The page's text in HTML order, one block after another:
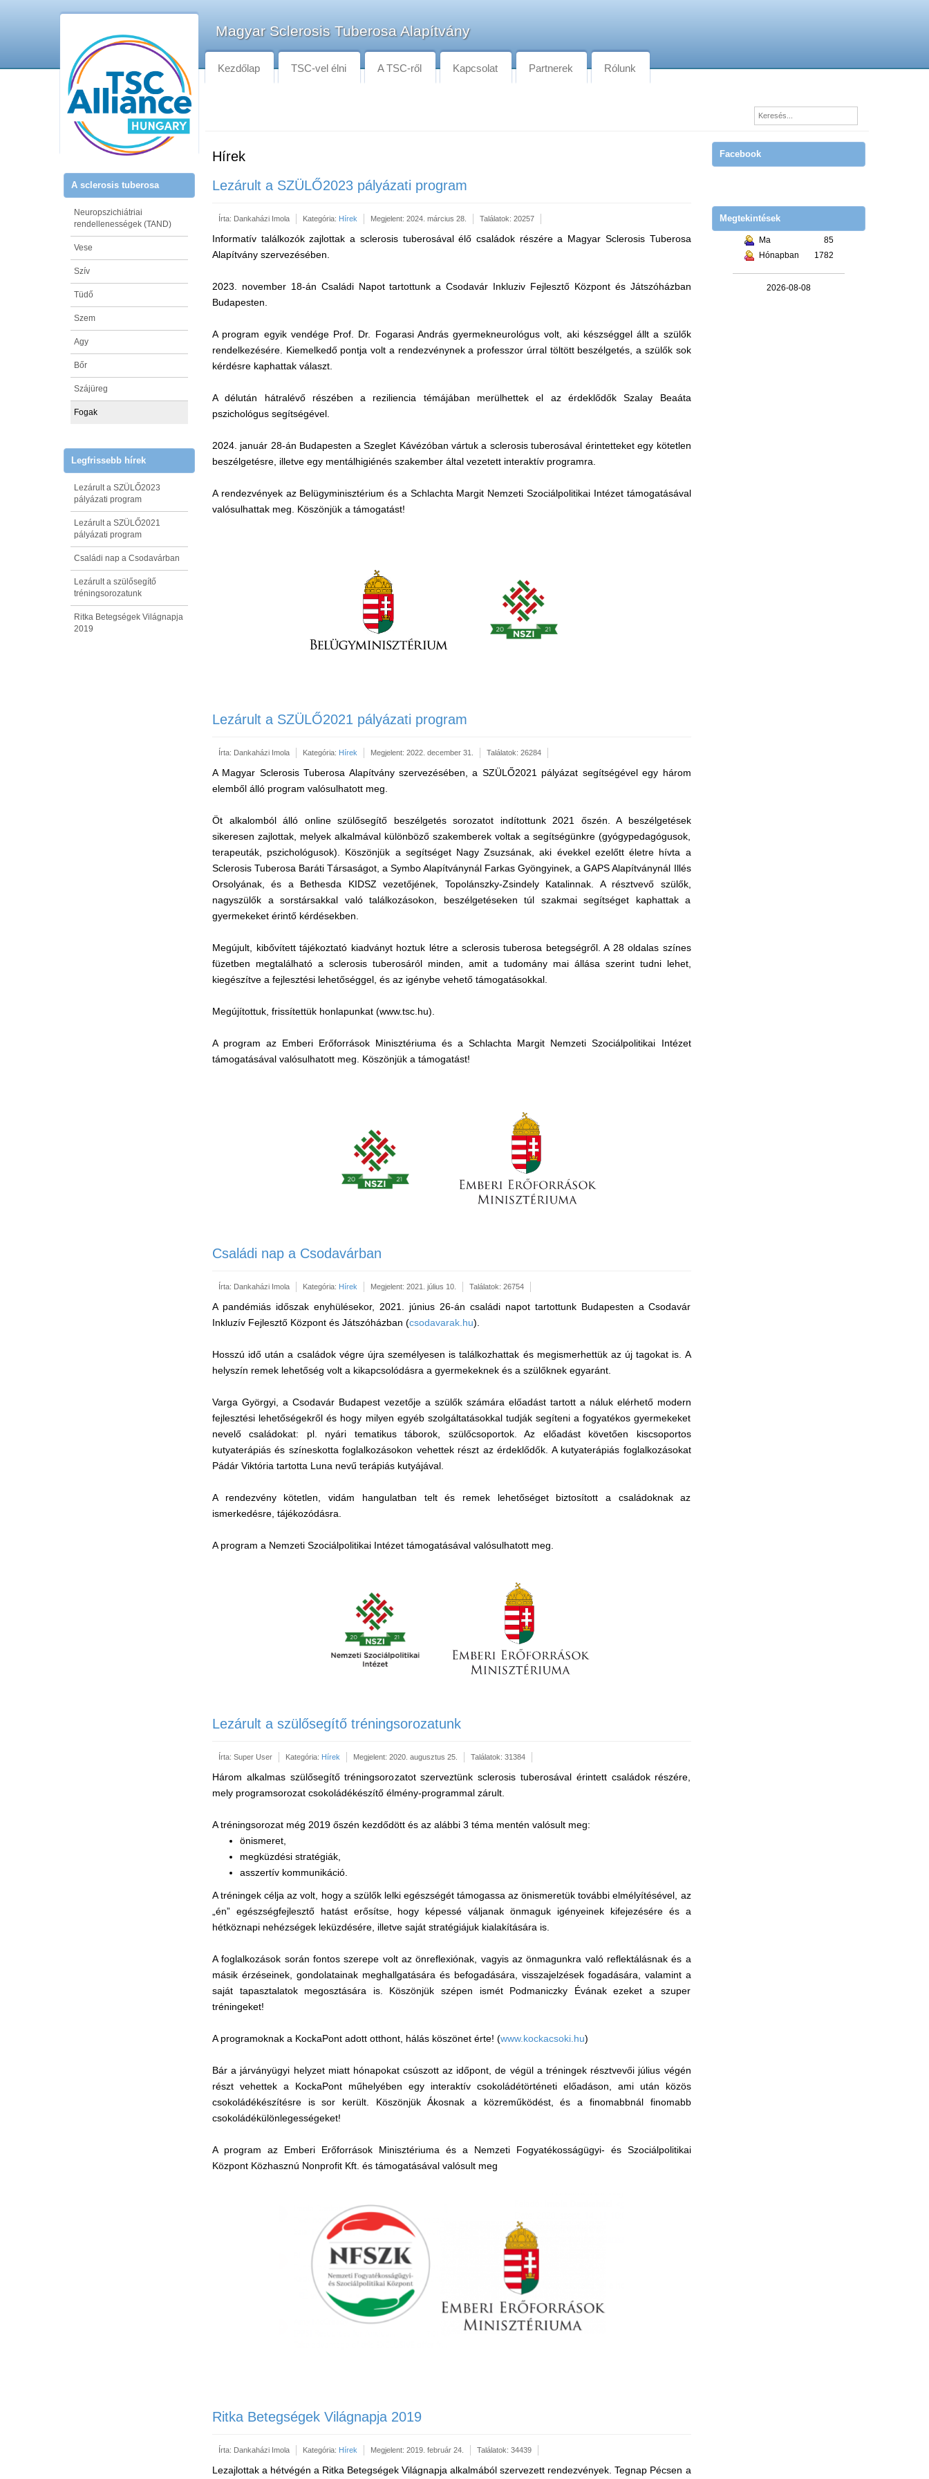
A sclerosis tuberosa
Neuropszichiátriai
rendellenességek (TAND)
Vese
Szív
Tüdő
Szem
Agy
Bőr
Szájüreg
Fogak
Legfrissebb hírek
Lezárult a SZÜLŐ2023
pályázati program
Lezárult a SZÜLŐ2021
pályázati program
Családi nap a Csodavárban
Lezárult a szülősegítő
tréningsorozatunk
Ritka Betegségek Világnapja
2019
Magyar Sclerosis Tuberosa Alapítvány
Kezdőlap TSC-vel élni A TSC-ről Kapcsolat Partnerek Rólunk
Hírek
Lezárult a SZÜLŐ2023 pályázati program
Írta: Dankaházi Imola Kategória: Hírek Megjelent: 2024. március 28. Találatok: 20257
Informatív találkozók zajlottak a sclerosis tuberosával élő családok részére a Magyar Sclerosis Tuberosa
Alapítvány szervezésében.
2023. november 18-án Családi Napot tartottunk a Csodavár Inkluziv Fejlesztő Központ és Játszóházban
Budapesten.
A program egyik vendége Prof. Dr. Fogarasi András gyermekneurológus volt, aki készséggel állt a szülők
rendelkezésére. Kiemelkedő pontja volt a rendezvénynek a professzor úrral töltött beszélgetés, a szülők sok
kérdésre kaphattak választ.
A délután hátralévő részében a reziliencia témájában merülhettek el az érdeklődők Szalay Beaáta
pszichológus segítségével.
2024. január 28-án Budapesten a Szeglet Kávézóban vártuk a sclerosis tuberosával érintetteket egy kötetlen
beszélgetésre, illetve egy mentálhigiénés szakember által vezetett interaktív programra.
A rendezvények az Belügyminisztérium és a Schlachta Margit Nemzeti Szociálpolitikai Intézet támogatásával
valósulhattak meg. Köszönjük a támogatást!
Lezárult a SZÜLŐ2021 pályázati program
Írta: Dankaházi Imola Kategória: Hírek Megjelent: 2022. december 31. Találatok: 26284
A Magyar Sclerosis Tuberosa Alapítvány szervezésében, a SZÜLŐ2021 pályázat segítségével egy három
elemből álló program valósulhatott meg.
Öt alkalomból álló online szülősegítő beszélgetés sorozatot indítottunk 2021 őszén. A beszélgetések
sikeresen zajlottak, melyek alkalmával különböző szakemberek voltak a segítségünkre (gyógypedagógusok,
terapeuták, pszichológusok). Köszönjük a segítséget Nagy Zsuzsának, aki évekkel ezelőtt életre hívta a
Sclerosis Tuberosa Baráti Társaságot, a Symbo Alapítványnál Farkas Gyöngyinek, a GAPS Alapítványnál Illés
Orsolyának, és a Bethesda KIDSZ vezetőjének, Topolánszky-Zsindely Katalinnak. A résztvevő szülők,
nagyszülők a sorstársakkal való találkozásokon, beszélgetéseken túl szakmai segítséget kaphattak a
gyermekeket érintő kérdésekben.
Megújult, kibővített tájékoztató kiadványt hoztuk létre a sclerosis tuberosa betegségről. A 28 oldalas színes
füzetben megtalálható a sclerosis tuberosáról minden, amit a tudomány mai állása szerint tudni lehet,
kiegészítve a fejlesztési lehetőséggel, és az igénybe vehető támogatásokkal.
Megújítottuk, frissítettük honlapunkat (www.tsc.hu).
A program az Emberi Erőforrások Minisztériuma és a Schlachta Margit Nemzeti Szociálpolitikai Intézet
támogatásával valósulhatott meg. Köszönjük a támogatást!
Családi nap a Csodavárban
Írta: Dankaházi Imola Kategória: Hírek Megjelent: 2021. július 10. Találatok: 26754
A pandémiás időszak enyhülésekor, 2021. június 26-án családi napot tartottunk Budapesten a Csodavár
Inkluzív Fejlesztő Központ és Játszóházban (csodavarak.hu).
Hosszú idő után a családok végre újra személyesen is találkozhattak és megismerhettük az új tagokat is. A
helyszín remek lehetőség volt a kikapcsolódásra a gyermekeknek és a szülőknek egyaránt.
Varga Györgyi, a Csodavár Budapest vezetője a szülők számára előadást tartott a náluk elérhető modern
fejlesztési lehetőségekről és hogy milyen egyéb szolgáltatásokkal tudják segíteni a fogyatékos gyermekeket
nevelő családokat: pl. nyári tematikus táborok, szülőcsoportok. Az előadást követően kiscsoportos
kutyaterápiás és színeskotta foglalkozásokon vehettek részt az érdeklődők. A kutyaterápiás foglalkozásokat
Pádár Viktória tartotta Luna nevű terápiás kutyájával.
A rendezvény kötetlen, vidám hangulatban telt és remek lehetőséget biztosított a családoknak az
ismerkedésre, tájékozódásra.
A program a Nemzeti Szociálpolitikai Intézet támogatásával valósulhatott meg.
Lezárult a szülősegítő tréningsorozatunk
Írta: Super User Kategória: Hírek Megjelent: 2020. augusztus 25. Találatok: 31384
Három alkalmas szülősegítő tréningsorozatot szerveztünk sclerosis tuberosával érintett családok részére,
mely programsorozat csokoládékészítő élmény-programmal zárult.
A tréningsorozat még 2019 őszén kezdődött és az alábbi 3 téma mentén valósult meg:
önismeret,
megküzdési stratégiák,
asszertív kommunikáció.
A tréningek célja az volt, hogy a szülők lelki egészségét támogassa az önismeretük további elmélyítésével, az
„én” egészségfejlesztő hatást erősítse, hogy képessé váljanak önmaguk igényeinek kifejezésére és a
hétköznapi nehézségek leküzdésére, illetve saját stratégiájuk kialakítására is.
A foglalkozások során fontos szerepe volt az önreflexiónak, vagyis az önmagunkra való reflektálásnak és a
másik érzéseinek, gondolatainak meghallgatására és befogadására, visszajelzések fogadására, valamint a
saját tapasztalatok megosztására is. Köszönjük szépen ismét Podmaniczky Évának ezeket a szuper
tréningeket!
A programoknak a KockaPont adott otthont, hálás köszönet érte! (www.kockacsoki.hu)
Bár a járványügyi helyzet miatt hónapokat csúszott az időpont, de végül a tréningek résztvevői július végén
részt vehettek a KockaPont műhelyében egy interaktív csokoládétörténeti előadáson, ami után közös
csokoládékészítésre is sor került. Köszönjük Ákosnak a közreműködést, és a finomabbnál finomabb
csokoládékülönlegességeket!
A program az Emberi Erőforrások Minisztériuma és a Nemzeti Fogyatékosságügyi- és Szociálpolitikai
Központ Közhasznú Nonprofit Kft. és támogatásával valósult meg
Ritka Betegségek Világnapja 2019
Írta: Dankaházi Imola Kategória: Hírek Megjelent: 2019. február 24. Találatok: 34439
Lezajlottak a hétvégén a Ritka Betegségek Világnapja alkalmából szervezett rendezvények. Tegnap Pécsen a
Facebook
Megtekintések
Ma
85
Hónapban
1782
2026-08-08